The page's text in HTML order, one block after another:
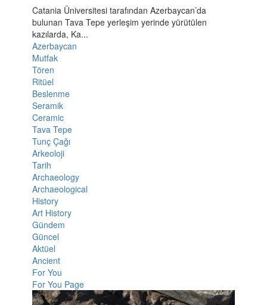
Catania Üniversitesi tarafından Azerbaycan’da
bulunan Tava Tepe yerleşim yerinde yürütülen
kazılarda, Ka...
Azerbaycan
Mutfak
Tören
Ritüel
Beslenme
Seramik
Ceramic
Tava Tepe
Tunç Çağı
Arkeoloji
Tarih
Archaeology
Archaeological
History
Art History
Gündem
Güncel
Aktüel
Ancient
For You
For You Page